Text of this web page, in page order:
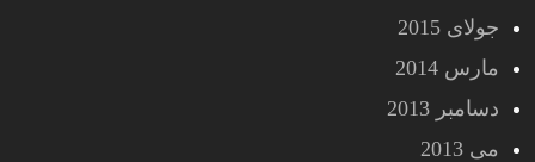
جولای 2015
مارس 2014
دسامبر 2013
می 2013